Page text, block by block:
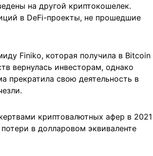
на другой криптокошелек.
в DeFi-проекты, не прошедшие
Finiko, которая получила в Bitcoin
вернулась инвесторам, однако
прекратила свою деятельность в
криптовалютных афер в 2021
в долларовом эквиваленте